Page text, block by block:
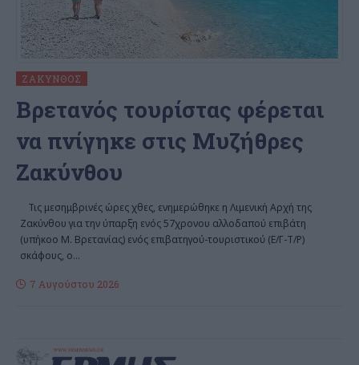
ΖΆΚΥΝΘΟΣ
Bρετανός τουρίστας φέρεται
να πνίγηκε στις Μυζήθρες
Ζακύνθου
Τις μεσημβρινές ώρες χθες, ενημερώθηκε η Λιμενική Αρχή της
Ζακύνθου για την ύπαρξη ενός 57χρονου αλλοδαπού επιβάτη
(υπήκοο Μ. Βρετανίας) ενός επιβατηγού-τουριστικού (Ε/Γ-Τ/Ρ)
σκάφους, ο…
7 Αυγούστου 2026